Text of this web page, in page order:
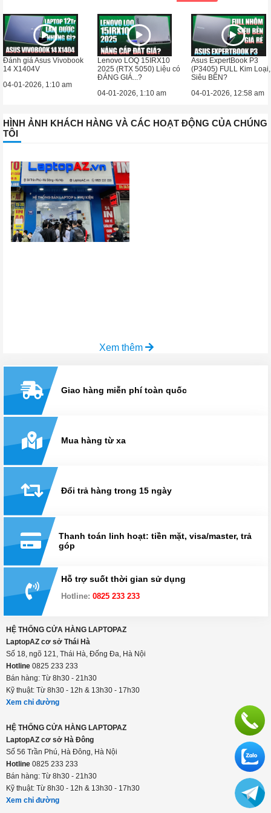
Đánh giá Asus Vivobook
14 X1404V
04-01-2026, 1:10 am
Lenovo LOQ 15IRX10
2025 (RTX 5050) Liệu có
ĐÁNG GIÁ...?
04-01-2026, 1:10 am
Asus ExpertBook P3
(P3405) FULL Kim Loại,
Siêu BỀN?
04-01-2026, 12:58 am
HÌNH ẢNH KHÁCH HÀNG VÀ CÁC HOẠT ĐỘNG CỦA CHÚNG
TÔI
Xem thêm
Giao hàng miễn phí toàn quốc
Mua hàng từ xa
Đổi trả hàng trong 15 ngày
Thanh toán linh hoạt: tiền mặt, visa/master, trả
góp
Hỗ trợ suốt thời gian sử dụng
Hotline: 0825 233 233
HỆ THỐNG CỬA HÀNG LAPTOPAZ
LaptopAZ cơ sở Thái Hà
Số 18, ngõ 121, Thái Hà, Đống Đa, Hà Nội
Hotline 0825 233 233
Bán hàng: Từ 8h30 - 21h30
Kỹ thuật: Từ 8h30 - 12h & 13h30 - 17h30
Xem chỉ đường
HỆ THỐNG CỬA HÀNG LAPTOPAZ
LaptopAZ cơ sở Hà Đông
Số 56 Trần Phú, Hà Đông, Hà Nội
Hotline 0825 233 233
Bán hàng: Từ 8h30 - 21h30
Kỹ thuật: Từ 8h30 - 12h & 13h30 - 17h30
Xem chỉ đường